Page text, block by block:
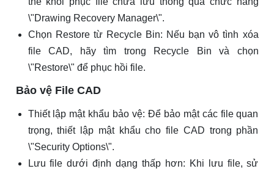
\"Drawing Recovery Manager\".
Chọn Restore từ Recycle Bin: Nếu bạn vô tình xóa
file CAD, hãy tìm trong Recycle Bin và chọn
\"Restore\" để phục hồi file.
Bảo vệ File CAD
Thiết lập mật khẩu bảo vệ: Để bảo mật các file quan
trọng, thiết lập mật khẩu cho file CAD trong phần
\"Security Options\".
Lưu file dưới định dạng thấp hơn: Khi lưu file, sử